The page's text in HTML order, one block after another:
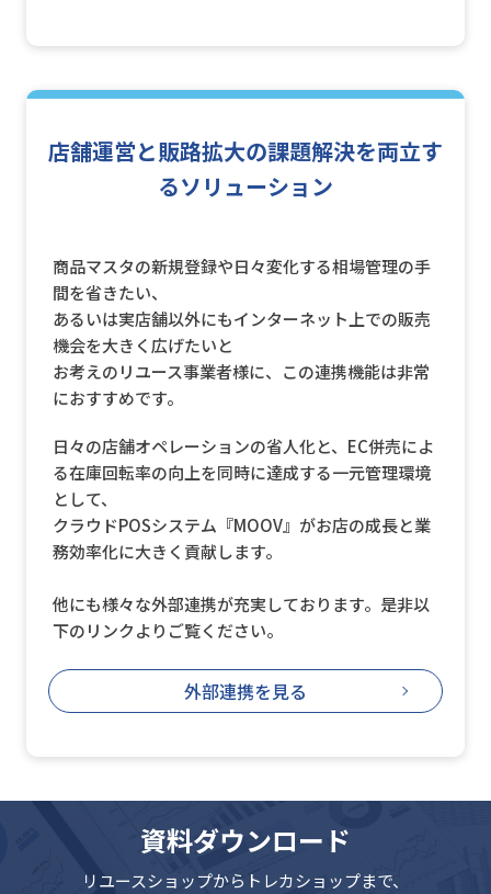
店舗運営と販路拡大の課題解決を両立す
るソリューション
商品マスタの新規登録や日々変化する相場管理の手
間を省きたい、
あるいは実店舗以外にもインターネット上での販売
機会を大きく広げたいと
お考えのリユース事業者様に、この連携機能は非常
におすすめです。
日々の店舗オペレーションの省人化と、EC併売によ
る在庫回転率の向上を同時に達成する一元管理環境
として、
クラウドPOSシステム『MOOV』がお店の成長と業
務効率化に大きく貢献します。
他にも様々な外部連携が充実しております。是非以
下のリンクよりご覧ください。
外部連携を見る
資料ダウンロード
リユースショップからトレカショップまで、